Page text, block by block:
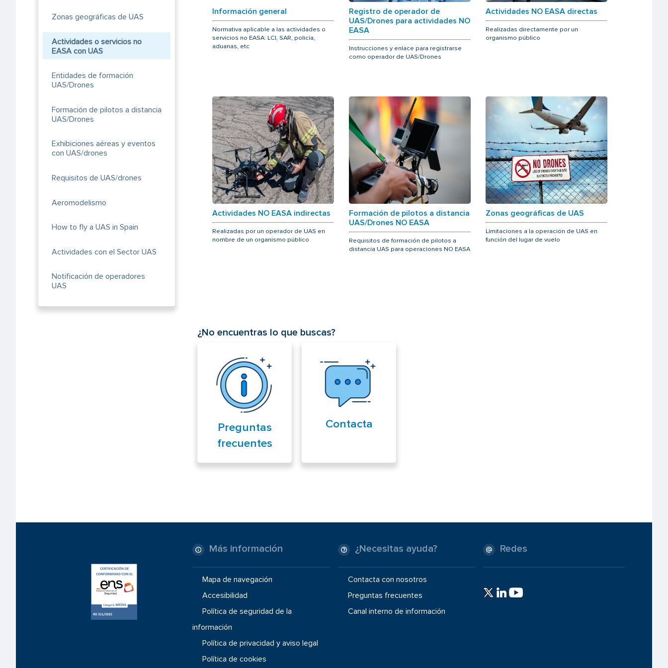
Zonas geográficas de UAS
Actividades o servicios no
EASA con UAS
Entidades de formación
UAS/Drones
Formación de pilotos a distancia
UAS/Drones
Exhibiciones aéreas y eventos
con UAS/drones
Requisitos de UAS/drones
Aeromodelismo
How to fly a UAS in Spain
Actividades con el Sector UAS
Notificación de operadores
UAS
Información general
Normativa aplicable a las actividades o
servicios no EASA: LCI, SAR, policía,
aduanas, etc
Registro de operador de
UAS/Drones para actividades NO
EASA
Instrucciones y enlace para registrarse
como operador de UAS/Drones
Actividades NO EASA directas
Realizadas directamente por un
organismo público
Actividades NO EASA indirectas
Realizadas por un operador de UAS en
nombre de un organismo público
Formación de pilotos a distancia
UAS/Drones NO EASA
Requisitos de formación de pilotos a
distancia UAS para operaciones NO EASA
Zonas geográficas de UAS
Limitaciones a la operación de UAS en
función del lugar de vuelo
¿No encuentras lo que buscas?
Preguntas
frecuentes
Contacta
Más información
Mapa de navegación
Accesibilidad
Política de seguridad de la
información
Política de privacidad y aviso legal
Política de cookies
¿Necesitas ayuda?
Contacta con nosotros
Preguntas frecuentes
Canal interno de información
Redes